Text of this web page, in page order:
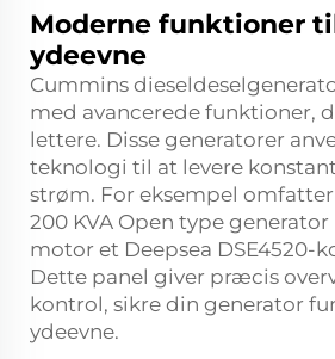
Moderne funktioner
ydeevne
Cummins
med avancerede funktioner,
lettere. Disse generatorer
teknologi til at levere
strøm. For eksempel
200 KVA Open type generator
motor et Deepsea DSE4520-
Dette panel giver præcis
kontrol, sikre din generator
ydeevne.